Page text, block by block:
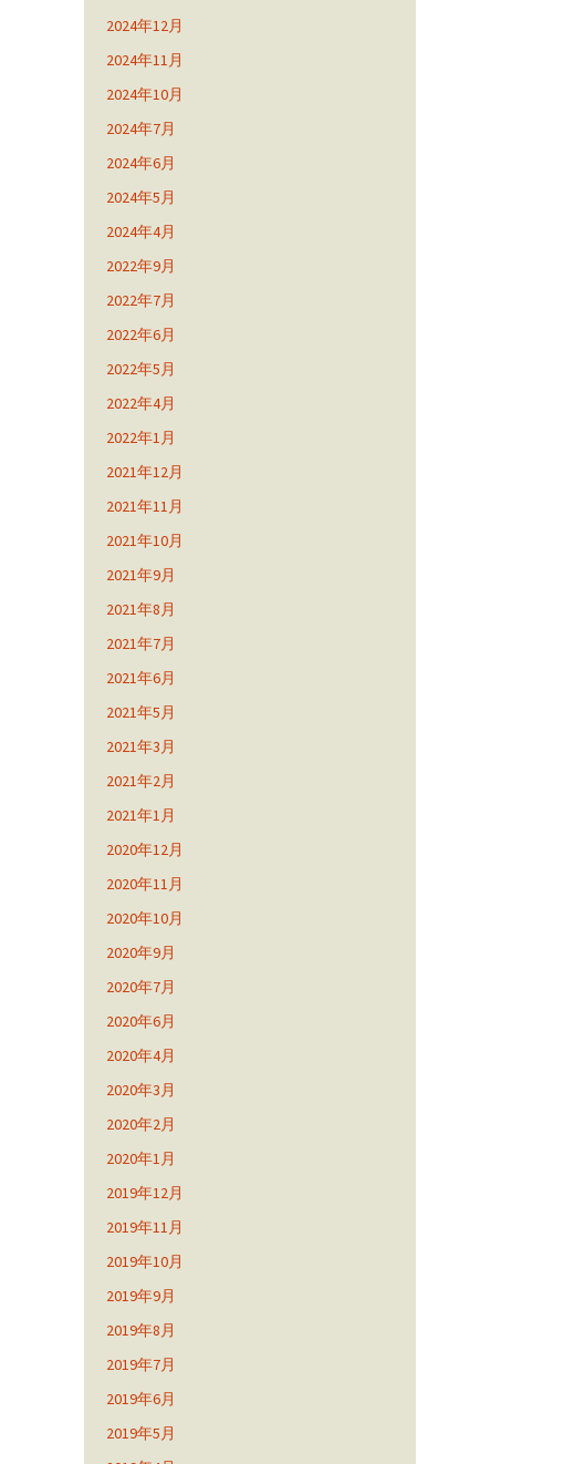
2024年12月
2024年11月
2024年10月
2024年7月
2024年6月
2024年5月
2024年4月
2022年9月
2022年7月
2022年6月
2022年5月
2022年4月
2022年1月
2021年12月
2021年11月
2021年10月
2021年9月
2021年8月
2021年7月
2021年6月
2021年5月
2021年3月
2021年2月
2021年1月
2020年12月
2020年11月
2020年10月
2020年9月
2020年7月
2020年6月
2020年4月
2020年3月
2020年2月
2020年1月
2019年12月
2019年11月
2019年10月
2019年9月
2019年8月
2019年7月
2019年6月
2019年5月